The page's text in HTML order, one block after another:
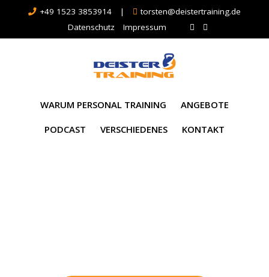
+49 1523 3853914 |
torsten@deistertraining.de
Datenschutz
Impressum
WARUM PERSONAL TRAINING ANGEBOTE
PODCAST VERSCHIEDENES KONTAKT